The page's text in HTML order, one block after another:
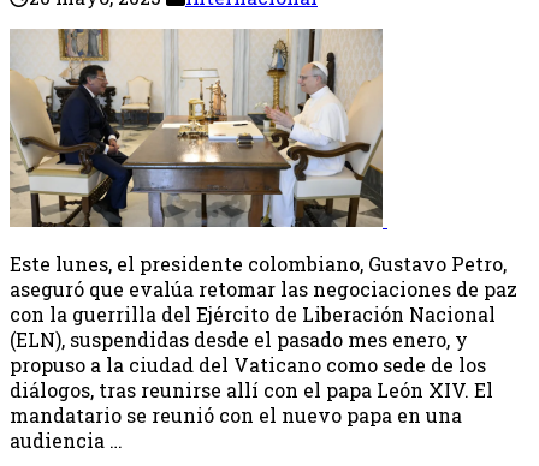
Este lunes, el presidente colombiano, Gustavo Petro,
aseguró que evalúa retomar las negociaciones de paz
con la guerrilla del Ejército de Liberación Nacional
(ELN), suspendidas desde el pasado mes enero, y
propuso a la ciudad del Vaticano como sede de los
diálogos, tras reunirse allí con el papa León XIV. El
mandatario se reunió con el nuevo papa en una
audiencia …